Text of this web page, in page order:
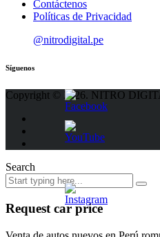
Contáctenos
Políticas de Privacidad
@nitrodigital.pe
Síguenos
Copyright © 2026. NITRO
Search
Request car price